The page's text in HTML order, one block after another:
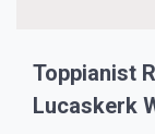
Toppianist
Lucaskerk